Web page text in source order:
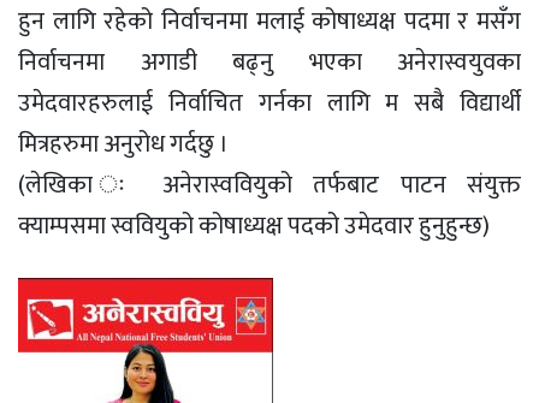
हुन लागि रहेको निर्वाचनमा मलाई कोषाध्यक्ष पदमा र मसँग
निर्वाचनमा अगाडी बढ्नु भएका अनेरास्वयुवका
उमेदवारहरुलाई निर्वाचित गर्नका लागि म सबै विद्यार्थी
मित्रहरुमा अनुरोध गर्दछु ।
(लेखिका ः अनेरास्ववियुको तर्फबाट पाटन संयुक्त
क्याम्पसमा स्ववियुको कोषाध्यक्ष पदको उमेदवार हुनुहुन्छ)